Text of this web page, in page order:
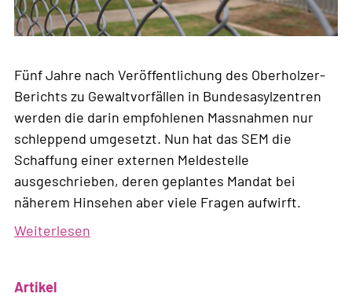
Fünf Jahre nach Veröffentlichung des Oberholzer-
Berichts zu Gewaltvorfällen in Bundesasylzentren
werden die darin empfohlenen Massnahmen nur
schleppend umgesetzt. Nun hat das SEM die
Schaffung einer externen Meldestelle
ausgeschrieben, deren geplantes Mandat bei
näherem Hinsehen aber viele Fragen aufwirft.
Weiterlesen
Artikel